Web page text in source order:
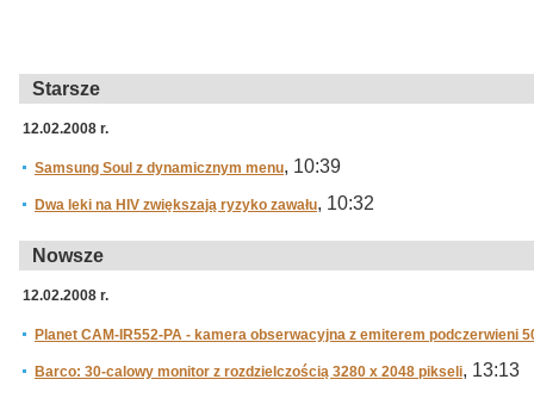
Starsze
12.02.2008 r.
Samsung Soul z dynamicznym menu, 10:39
Dwa leki na HIV zwiększają ryzyko zawału, 10:32
Nowsze
12.02.2008 r.
Planet CAM-IR552-PA - kamera obserwacyjna z emiterem podczerwieni
Barco: 30-calowy monitor z rozdzielczością 3280 x 2048 pikseli, 13:13